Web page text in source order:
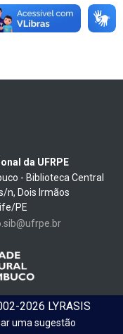
46
da UFRPE
- Biblioteca Central
n, Dois Irmãos
PE
2026 LYRASIS
uma sugestão